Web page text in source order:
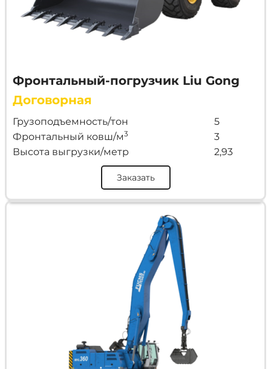
Фронтальный-погрузчик Liu Gong
Договорная
Грузоподъемность/тон
Фронтальный ковш/м3
Высота выгрузки/метр
5
3
2,93
Заказать